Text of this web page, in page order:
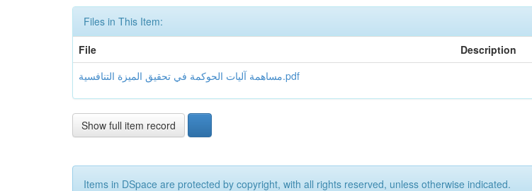
Files in This Item:
File
Description
مساهمة آليات الحوكمة في تحقيق الميزة التنافسية.pdf
Show full item record
Items in DSpace are protected by copyright, with all rights reserved, unless otherwise indicated.